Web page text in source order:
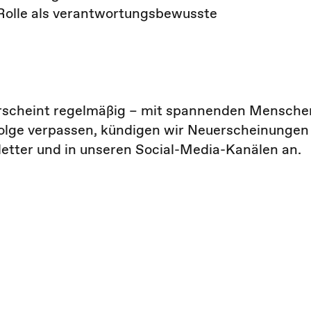
als verantwortungsbewusste
regelmäßig – mit spannenden
verpassen, kündigen wir Neuerscheinungen
und in unseren Social-Media-Kanälen an.